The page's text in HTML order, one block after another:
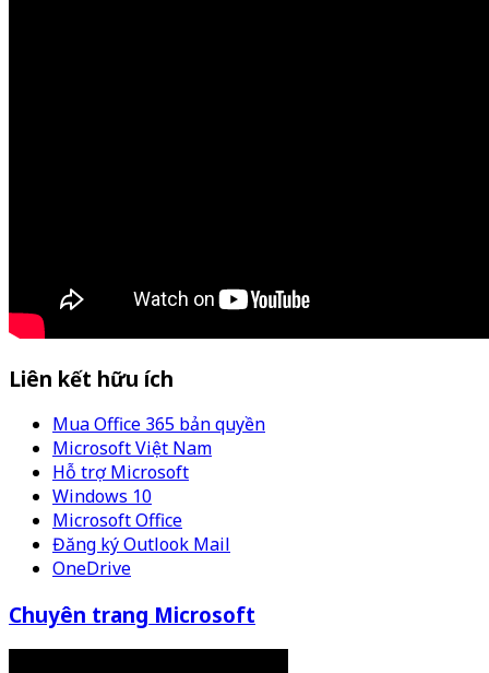
Liên kết hữu ích
Mua Office 365 bản quyền
Microsoft Việt Nam
Hỗ trợ Microsoft
Windows 10
Microsoft Office
Đăng ký Outlook Mail
OneDrive
Chuyên trang Microsoft